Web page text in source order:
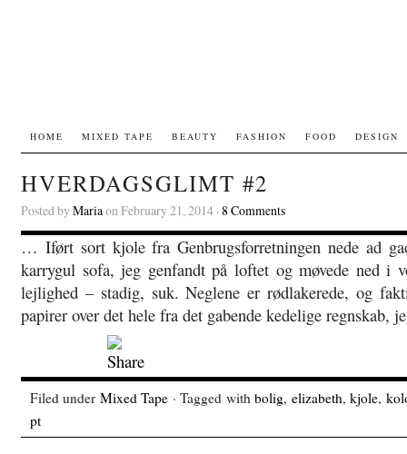
HOME MIXED TAPE BEAUTY FASHION FOOD DESIGN
HVERDAGSGLIMT #2
Posted byMariaon February 21, 2014 ·8 Comments
… Iført sort kjole fra Genbrugsforretningen nede ad
karrygul sofa, jeg genfandt på loftet og møvede ned i
lejlighed – stadig, suk. Neglene er rødlakerede, og
papirer over det hele fra det gabende kedelige regnskab,
Filed under Mixed Tape · Tagged withbolig, elizabeth,kjole,
pt